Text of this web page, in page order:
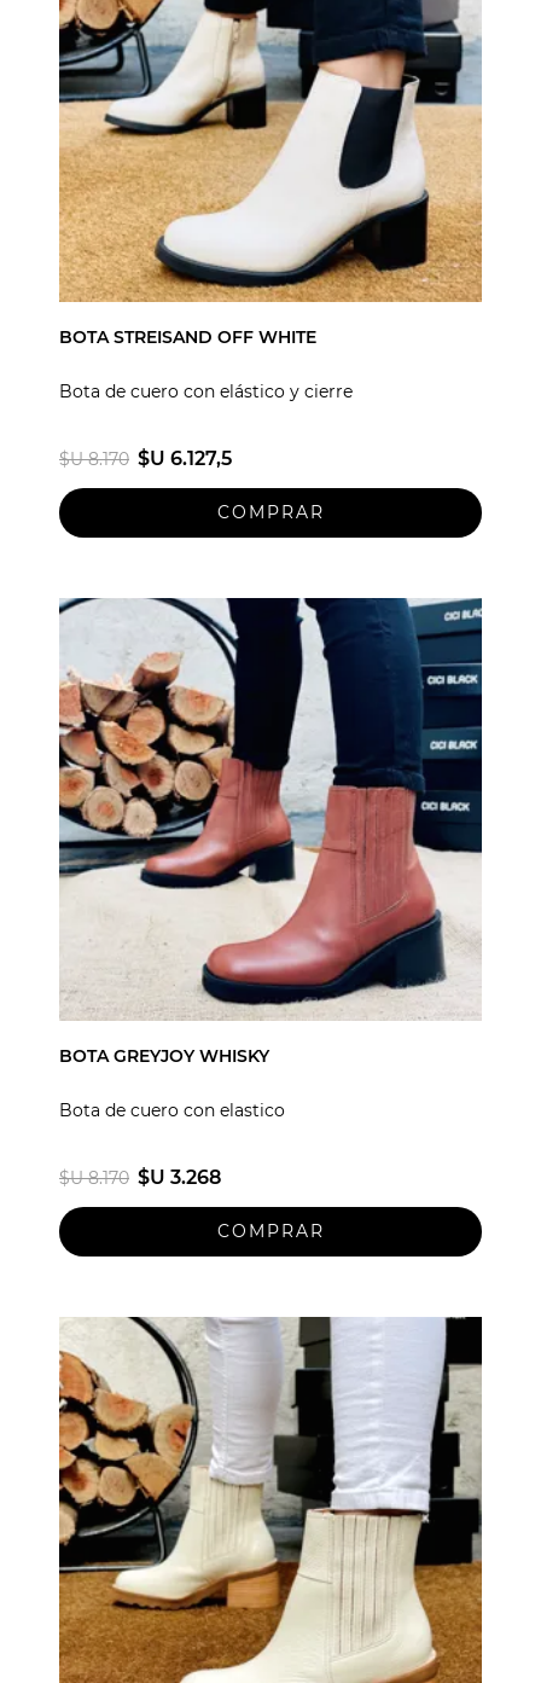
BOTA STREISAND OFF WHITE
Bota de cuero con elástico y cierre
$U 8.170 $U 6.127,5
BOTA GREYJOY WHISKY
Bota de cuero con elastico
$U 8.170 $U 3.268